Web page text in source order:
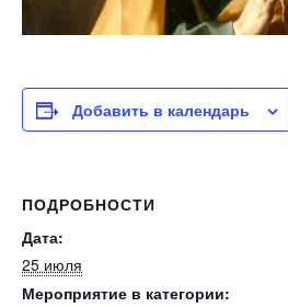
Добавить в календарь
ПОДРОБНОСТИ
Дата:
25 июля
Мероприятие в категории: